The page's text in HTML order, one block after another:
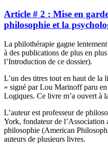
Article # 2 : Mise en
philosophie et la
La philothérapie gagne
à des publications de plus en
l’Introduction de ce dossier).
L’un des titres tout en haut de la
» signé par Lou Marinoff paru
Logiques. Ce livre m’a ouvert à
L’auteur est professeur de
York, fondateur de l’Association
philosophie (American
auteurs de plusieurs livres.